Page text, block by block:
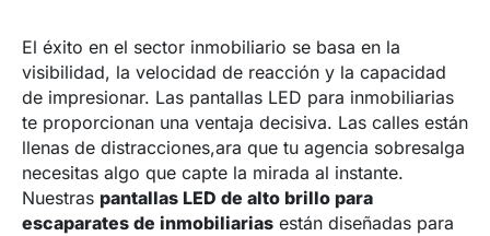
El éxito en el sector inmobiliario se basa en la
visibilidad, la velocidad de reacción y la capacidad
de impresionar. Las pantallas LED para inmobiliarias
te proporcionan una ventaja decisiva. Las calles están
llenas de distracciones,ara que tu agencia sobresalga
necesitas algo que capte la mirada al instante.
Nuestras pantallas LED de alto brillo para
escaparates de inmobiliarias están diseñadas para